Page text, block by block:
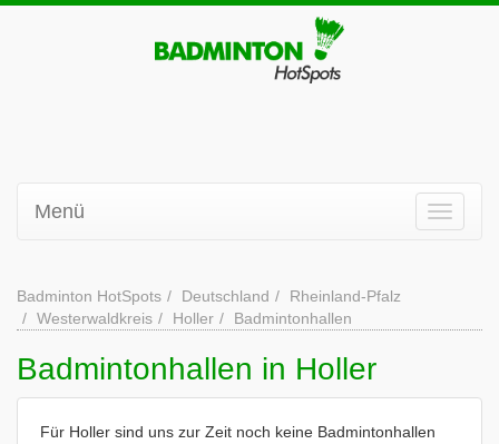
Menü
Badminton HotSpots Deutschland
Rheinland-Pfalz
Westerwaldkreis
Holler Badmintonhallen
Badmintonhallen in Holler
Für Holler sind uns zur Zeit noch keine Badmintonhallen